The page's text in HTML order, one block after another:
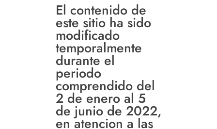
El contenido de
este sitio ha sido
modificado
temporalmente
durante el
periodo
comprendido del
2 de enero al 5
de junio de 2022,
en atencion a las